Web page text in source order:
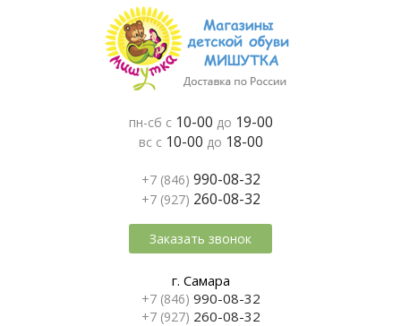
пн-сб с 10-00 до 19-00
вс с 10-00 до 18-00
+7 (846) 990-08-32
+7 (927) 260-08-32
Заказать звонок
г. Самара
+7 (846) 990-08-32
+7 (927) 260-08-32